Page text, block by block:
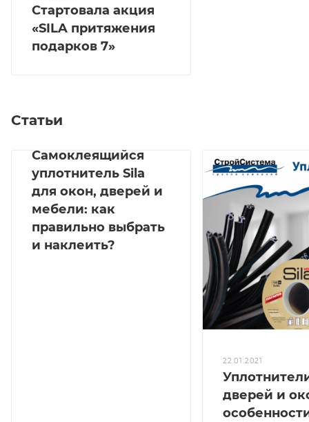
Стартовала акция
«SILA притяжения
подарков 7»
Статьи
Самоклеящийся
уплотнитель Sila
для окон, дверей и
мебели: как
правильно выбрать
и наклеить?
22.01.2021
дверей и